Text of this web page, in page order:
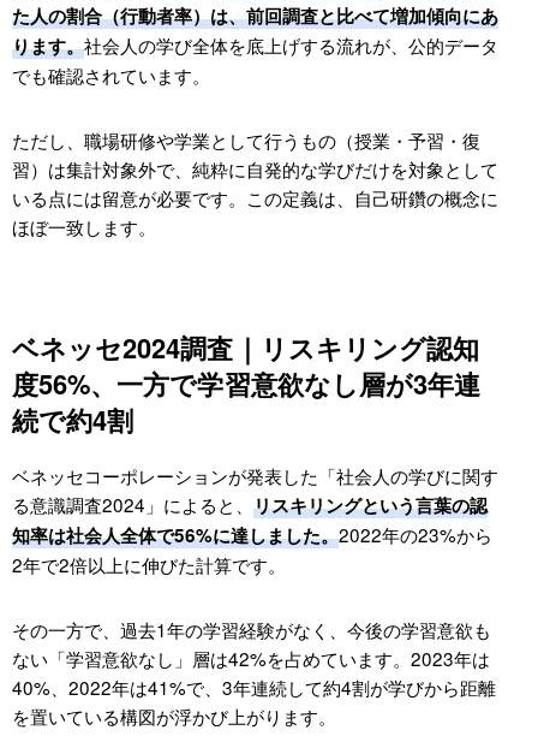
た人の割合（行動者率）は、前回調査と比べて増加傾向にあ
ります。社会人の学び全体を底上げする流れが、公的データ
でも確認されています。
ただし、職場研修や学業として行うもの（授業・予習・復
習）は集計対象外で、純粋に自発的な学びだけを対象として
いる点には留意が必要です。この定義は、自己研鑽の概念に
ほぼ一致します。
ベネッセ2024調査｜リスキリング認知
度56%、一方で学習意欲なし層が3年連
続で約4割
ベネッセコーポレーションが発表した「社会人の学びに関す
る意識調査2024」によると、 リスキリングという言葉の認
知率は社会人全体で56%に達しました。2022年の23%から
2年で2倍以上に伸びた計算です。
その一方で、過去1年の学習経験がなく、今後の学習意欲も
ない「学習意欲なし」層は42%を占めています。2023年は
40%、2022年は41%で、3年連続して約4割が学びから距離
を置いている構図が浮かび上がります。